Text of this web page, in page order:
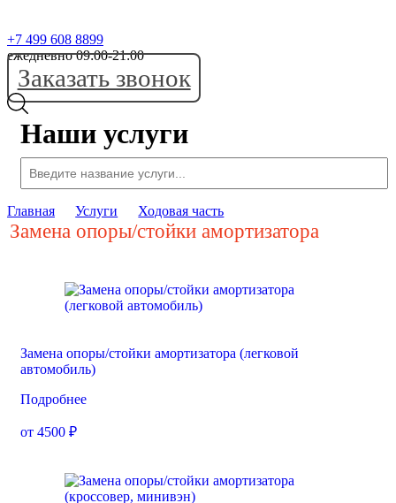
+7 499 608 8899
ежедневно 09:00-21:00
Заказать звонок
Наши услуги
Главная Услуги Ходовая часть
Замена опоры/стойки амортизатора
Замена опоры/стойки амортизатора (легковой
автомобиль)
Подробнее
от 4500 ₽